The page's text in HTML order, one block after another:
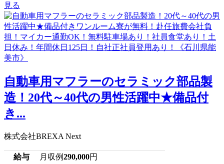
見る
自動車用マフラーのセラミック部品製
造！20代～40代の男性活躍中★備品付
き...
株式会社BREXA Next
給与 月収例290,000円